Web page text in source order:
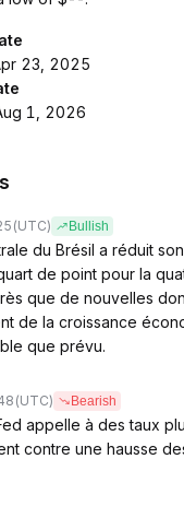
23, 2025
1, 2026
(UTC) Bullish
du Brésil a réduit
de point pour la
que de nouvelles
de la croissance
que prévu.
(UTC) Bearish
appelle à des taux
contre une hausse